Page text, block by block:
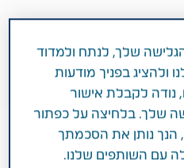
שלך, לנתח ולמדוד
ולהציג בפניך מודעות
נודה לקבלת אישור
שלך. בלחיצה על כפתור
הנך נותן את הסכמתך
עם השותפים שלנו.